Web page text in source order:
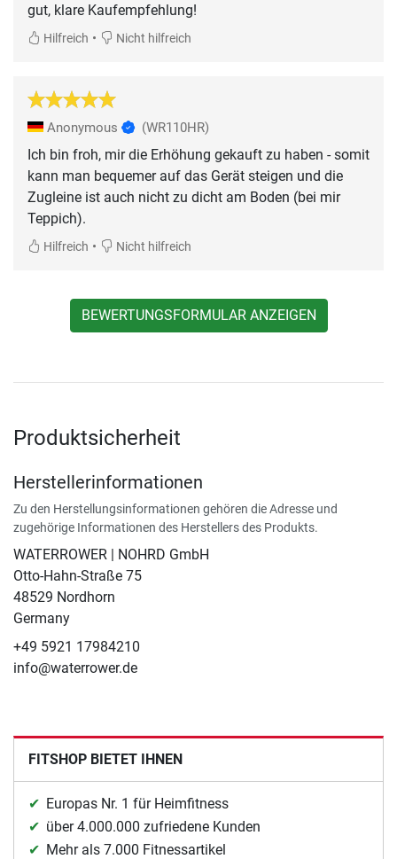
gut, klare Kaufempfehlung!
Hilfreich • Nicht hilfreich
Anonymous (WR110HR)
Ich bin froh, mir die Erhöhung gekauft zu haben - somit
kann man bequemer auf das Gerät steigen und die
Zugleine ist auch nicht zu dicht am Boden (bei mir
Teppich).
Hilfreich • Nicht hilfreich
BEWERTUNGSFORMULAR ANZEIGEN
Produktsicherheit
Herstellerinformationen
Zu den Herstellungsinformationen gehören die Adresse und
zugehörige Informationen des Herstellers des Produkts.
WATERROWER | NOHRD GmbH
Otto-Hahn-Straße 75
48529 Nordhorn
Germany
+49 5921 17984210
info@waterrower.de
FITSHOP BIETET IHNEN
Europas Nr. 1 für Heimfitness
über 4.000.000 zufriedene Kunden
Mehr als 7.000 Fitnessartikel